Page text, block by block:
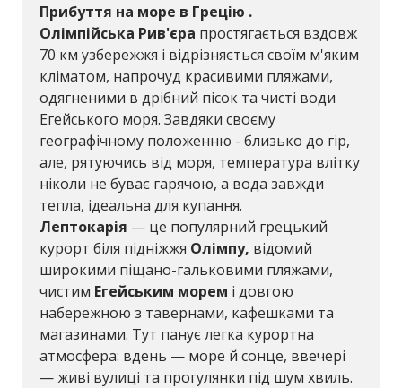
Прибуття на море в Грецію .
Олімпійська Рив'єра простягається вздовж
70 км узбережжя і відрізняється своїм м'яким
кліматом, напрочуд красивими пляжами,
одягненими в дрібний пісок та чисті води
Егейського моря. Завдяки своєму
географічному положенню - близько до гір,
але, рятуючись від моря, температура влітку
ніколи не буває гарячою, а вода завжди
тепла, ідеальна для купання.
Лептокарія — це популярний грецький
курорт біля підніжжя Олімпу, відомий
широкими піщано-гальковими пляжами,
чистим Егейським морем і довгою
набережною з тавернами, кафешками та
магазинами. Тут панує легка курортна
атмосфера: вдень — море й сонце, ввечері
— живі вулиці та прогулянки під шум хвиль.